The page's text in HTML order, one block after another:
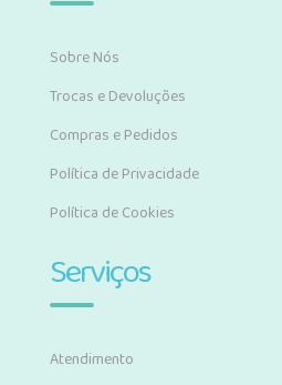
Sobre Nós
Trocas e Devoluções
Compras e Pedidos
Política de Privacidade
Política de Cookies
Serviços
Atendimento